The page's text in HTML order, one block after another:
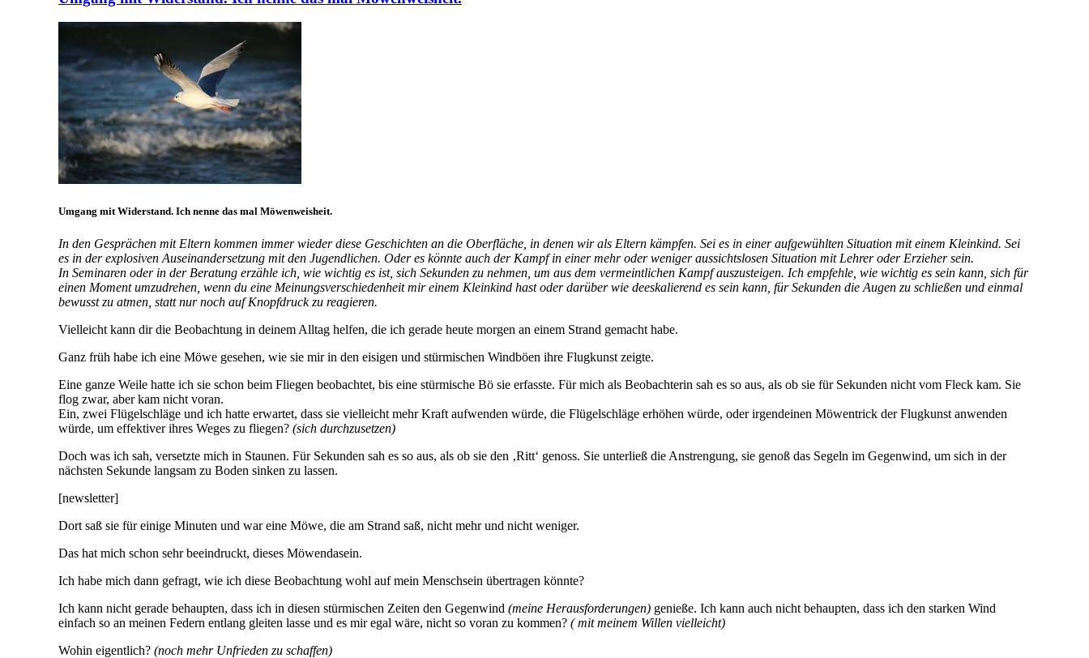
Umgang mit Widerstand. Ich nenne das mal Möwenweisheit.
In den Gesprächen mit Eltern kommen immer wieder diese Geschichten an die Oberfläche, in denen wir als Eltern kämpfen. Sei es in einer aufgewühlten Situation mit einem Kleinkind. Sei
es in der explosiven Auseinandersetzung mit den Jugendlichen. Oder es könnte auch der Kampf in einer mehr oder weniger aussichtslosen Situation mit Lehrer oder Erzieher sein.
In Seminaren oder in der Beratung erzähle ich, wie wichtig es ist, sich Sekunden zu nehmen, um aus dem vermeintlichen Kampf auszusteigen. Ich empfehle, wie wichtig es sein kann, sich für
einen Moment umzudrehen, wenn du eine Meinungsverschiedenheit mir einem Kleinkind hast oder darüber wie deeskalierend es sein kann, für Sekunden die Augen zu schließen und einmal
bewusst zu atmen, statt nur noch auf Knopfdruck zu reagieren.
Vielleicht kann dir die Beobachtung in deinem Alltag helfen, die ich gerade heute morgen an einem Strand gemacht habe.
Ganz früh habe ich eine Möwe gesehen, wie sie mir in den eisigen und stürmischen Windböen ihre Flugkunst zeigte.
Eine ganze Weile hatte ich sie schon beim Fliegen beobachtet, bis eine stürmische Bö sie erfasste. Für mich als Beobachterin sah es so aus, als ob sie für Sekunden nicht vom Fleck kam. Sie
flog zwar, aber kam nicht voran.
Ein, zwei Flügelschläge und ich hatte erwartet, dass sie vielleicht mehr Kraft aufwenden würde, die Flügelschläge erhöhen würde, oder irgendeinen Möwentrick der Flugkunst anwenden
würde, um effektiver ihres Weges zu fliegen? (sich durchzusetzen)
Doch was ich sah, versetzte mich in Staunen. Für Sekunden sah es so aus, als ob sie den ‚Ritt‘ genoss. Sie unterließ die Anstrengung, sie genoß das Segeln im Gegenwind, um sich in der
nächsten Sekunde langsam zu Boden sinken zu lassen.
[newsletter]
Dort saß sie für einige Minuten und war eine Möwe, die am Strand saß, nicht mehr und nicht weniger.
Das hat mich schon sehr beeindruckt, dieses Möwendasein.
Ich habe mich dann gefragt, wie ich diese Beobachtung wohl auf mein Menschsein übertragen könnte?
Ich kann nicht gerade behaupten, dass ich in diesen stürmischen Zeiten den Gegenwind (meine Herausforderungen) genieße. Ich kann auch nicht behaupten, dass ich den starken Wind
einfach so an meinen Federn entlang gleiten lasse und es mir egal wäre, nicht so voran zu kommen? ( mit meinem Willen vielleicht)
Wohin eigentlich? (noch mehr Unfrieden zu schaffen)